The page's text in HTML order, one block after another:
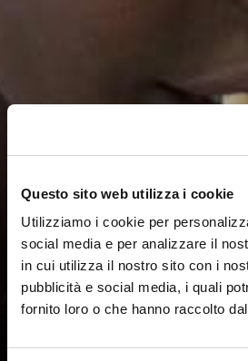
Questo sito web utilizza i cookie
Utilizziamo i cookie per
social media e per analizzare il
in cui utilizza il nostro sito con i
pubblicità e social media, i quali
fornito loro o che hanno raccolto